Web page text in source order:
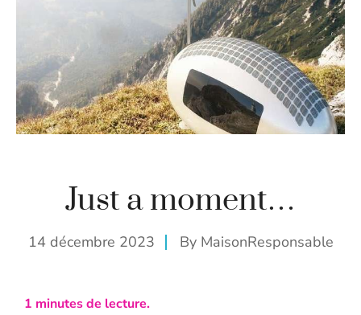
Just a moment…
14 décembre 2023 By MaisonResponsable
1 minutes de lecture.